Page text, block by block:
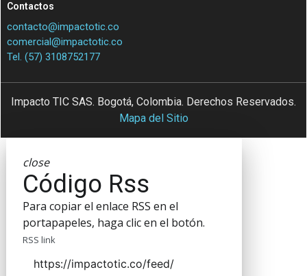
Contactos
contacto@impactotic.co
comercial@impactotic.co
Tel. (57) 3108752177
Impacto TIC SAS. Bogotá, Colombia. Derechos Reservados.
Mapa del Sitio
close
Código Rss
Para copiar el enlace RSS en el
portapapeles, haga clic en el botón.
RSS link